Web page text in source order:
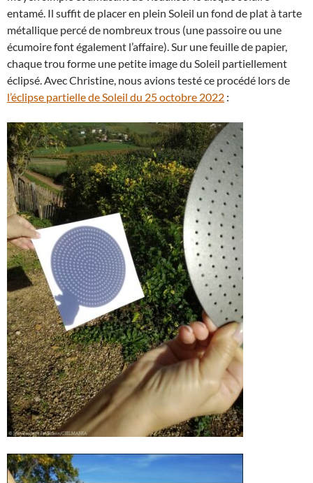
entamé. Il suffit de placer en plein Soleil un fond de plat à tarte
métallique percé de nombreux trous (une passoire ou une
écumoire font également l’affaire). Sur une feuille de papier,
chaque trou forme une petite image du Soleil partiellement
éclipsé. Avec Christine, nous avions testé ce procédé lors de
l’éclipse partielle de Soleil du 25 octobre 2022 :